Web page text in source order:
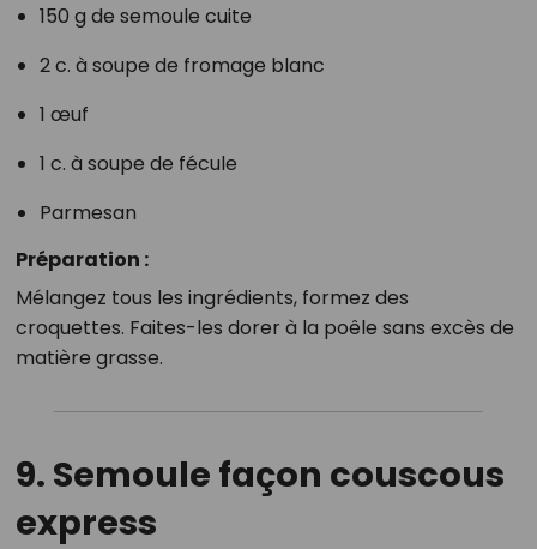
150 g de semoule cuite
2 c. à soupe de fromage blanc
1 œuf
1 c. à soupe de fécule
Parmesan
Préparation :
Mélangez tous les ingrédients, formez des
croquettes. Faites-les dorer à la poêle sans excès de
matière grasse.
9. Semoule façon couscous
express